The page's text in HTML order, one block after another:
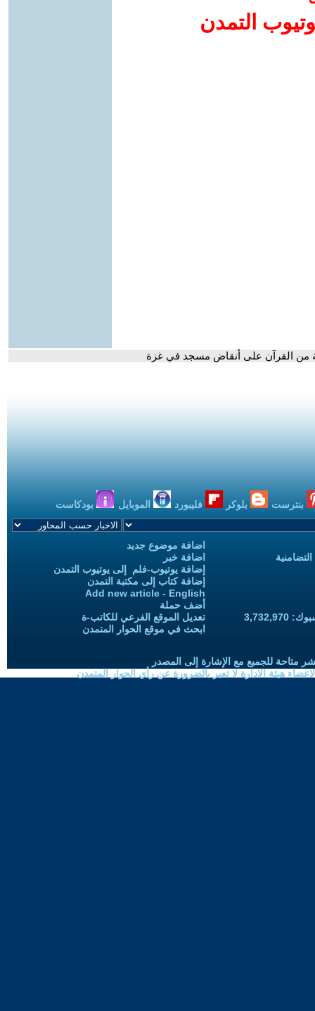
التمدن
من القرآن على أنقاض مسجد في غزة
بنترست بلوكر فليبورد الموبايل بودكاست
اضافة موضوع جديد
اضافة خبر
إضافة يوتيوب-فلم إلى يوتيوب التمدن
إضافة كتاب إلى مكتبة التمدن
Add new article - English
أضف حملة
تعديل الموقع الفرعي للكاتب-ة
ابحث في موقع الحوار المتمدن
متاحة للجميع مع الإشارة إلى المصدر
هيئة الادارة لا تعبر بالضرورة عن رأي الحوار المتمدن